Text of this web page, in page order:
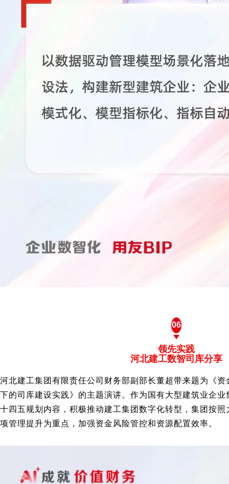
06
领先实践
河北建工数智司库分享
河北建工集团有限责任公司财务部副部长董超带来题为《
下的司库建设实践》的主题演讲。作为国有大型建筑业企
十四五规划内容，积极推动建工集团数字化转型，集团按
项管理提升为重点，加强资金风险管控和资源配置效率。